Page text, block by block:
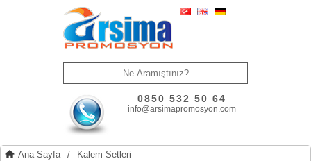
0850 532 50 64
info@arsimapromosyon.com
Ana Sayfa / Kalem Setleri